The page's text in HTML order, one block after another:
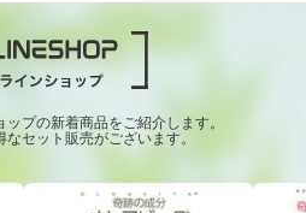
プの新着商品をご紹介します。
セット販売がございます。